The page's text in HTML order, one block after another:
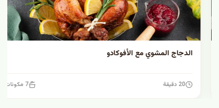
الدجاج المشوي مع الأفوكادو
20 دقيقة